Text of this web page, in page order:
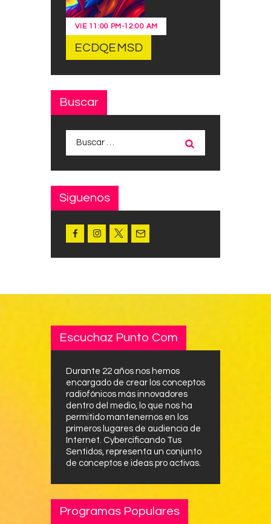
VIE 11:00 PM -12:00 AM
ECDQEMSD
Buscar
Siguenos
Escuchaz Punto Com
Durante 22 años nos hemos
encargado de crear los conceptos
radiofónicos más innovadores
dentro del medio, lo que nos ha
permitido mantenernos en los
primeros lugares de audiencia de
Internet. Cybercificando Tus
Sentidos, representa un conjunto
de conceptos e ideas pro activas.
Programas Populares